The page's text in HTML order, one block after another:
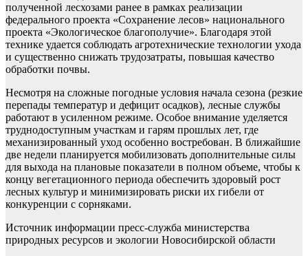
полученной лесхозами ранее в рамках реализации
федерального проекта «Сохранение лесов» национального
проекта «Экологическое благополучие». Благодаря этой
технике удается соблюдать агротехнические технологии ухода
и существенно снижать трудозатраты, повышая качество
обработки почвы.
Несмотря на сложные погодные условия начала сезона (резкие
перепады температур и дефицит осадков), лесные службы
работают в усиленном режиме. Особое внимание уделяется
труднодоступным участкам и гарям прошлых лет, где
механизированный уход особенно востребован. В ближайшие
две недели планируется мобилизовать дополнительные силы
для выхода на плановые показатели в полном объеме, чтобы к
концу вегетационного периода обеспечить здоровый рост
лесных культур и минимизировать риски их гибели от
конкуренции с сорняками.
Источник информации пресс-служба министерства
природных ресурсов и экологии Новосибирской области